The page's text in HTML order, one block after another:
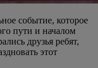
событие, которое
пути и началом
друзья ребят,
этот